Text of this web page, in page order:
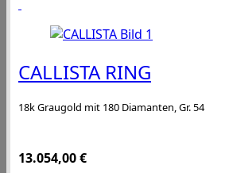
CALLISTA RING
18k Graugold mit 180 Diamanten, Gr. 54
13.054,00€